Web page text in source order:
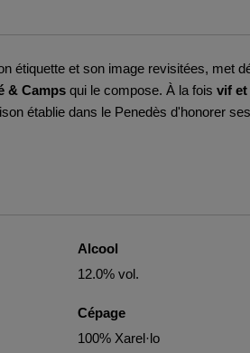
étiquette et son image revisitées, met
& Camps qui le compose. À la fois vif et
établie dans le Penedès d'honorer
Alcool
12.0% vol.
Cépage
100% Xarel·lo